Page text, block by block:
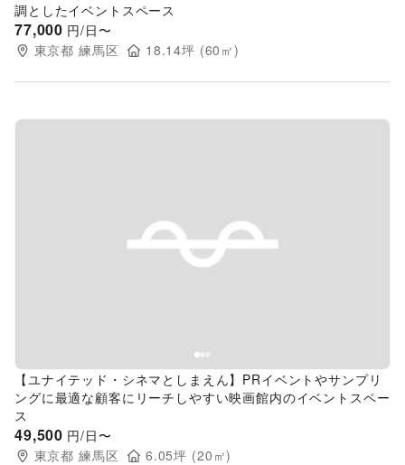
調としたイベントスペース
77,000 円/日〜
東京都 練馬区 18.14坪 (60 ㎡)
Previous slide
【ユナイテッド・シネマとしまえん】PRイベントやサンプリ
ングに最適な顧客にリーチしやすい映画館内のイベントスペー
ス
49,500 円/日〜
東京都 練馬区 6.05坪 (20 ㎡)